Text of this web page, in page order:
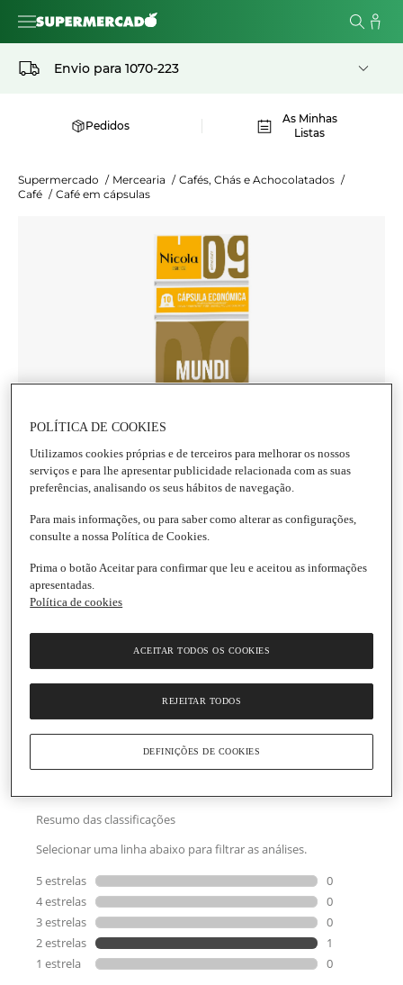
Envio para 1070-223
Pedidos
As Minhas
Listas
Supermercado / Mercearia / Cafés, Chás e Achocolatados /
Café / Café em cápsulas
Nicola
Intensidade 9
de
valor
de
Review.
Link
página.
2.0 (1)
Escrever uma opinião
Ingredientes
Informações gerais
Conservação e utilização
Informação de segurança do produto
POLÍTICA DE COOKIES
Utilizamos cookies próprias e de terceiros para melhorar os nossos
serviços e para lhe apresentar publicidade relacionada com as suas
preferências, analisando os seus hábitos de navegação.
Para mais informações, ou para saber como alterar as configurações,
consulte a nossa Política de Cookies.
Prima o botão Aceitar para confirmar que leu e aceitou as informações
apresentadas.
Política de cookies
REJEITAR TODOS
ACEITAR TODOS OS COOKIES
DEFINIÇÕES DE COOKIES